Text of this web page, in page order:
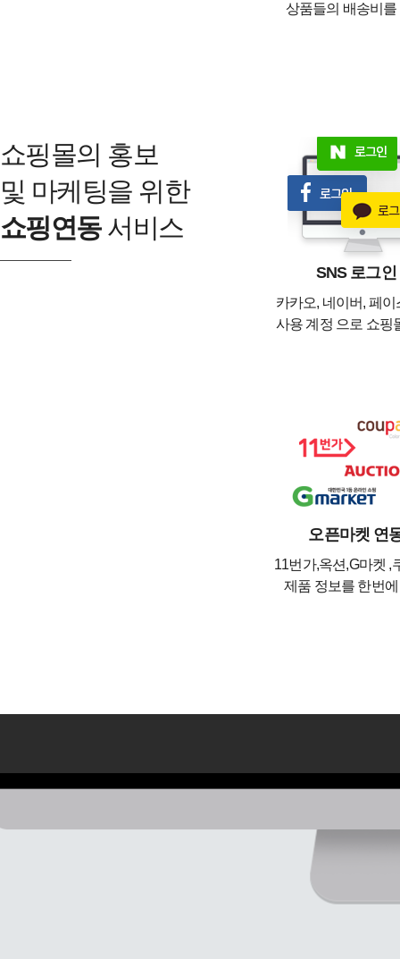
상품들의 배송비를
쇼핑몰의 홍보
및 마케팅을 위한
쇼핑연동 서비스
SNS 로그인
카카오, 네이버, 페
사용 계정 으로 쇼핑
오픈마켓 연
11번가,옥션,G마켓 ,
제품 정보를 한번